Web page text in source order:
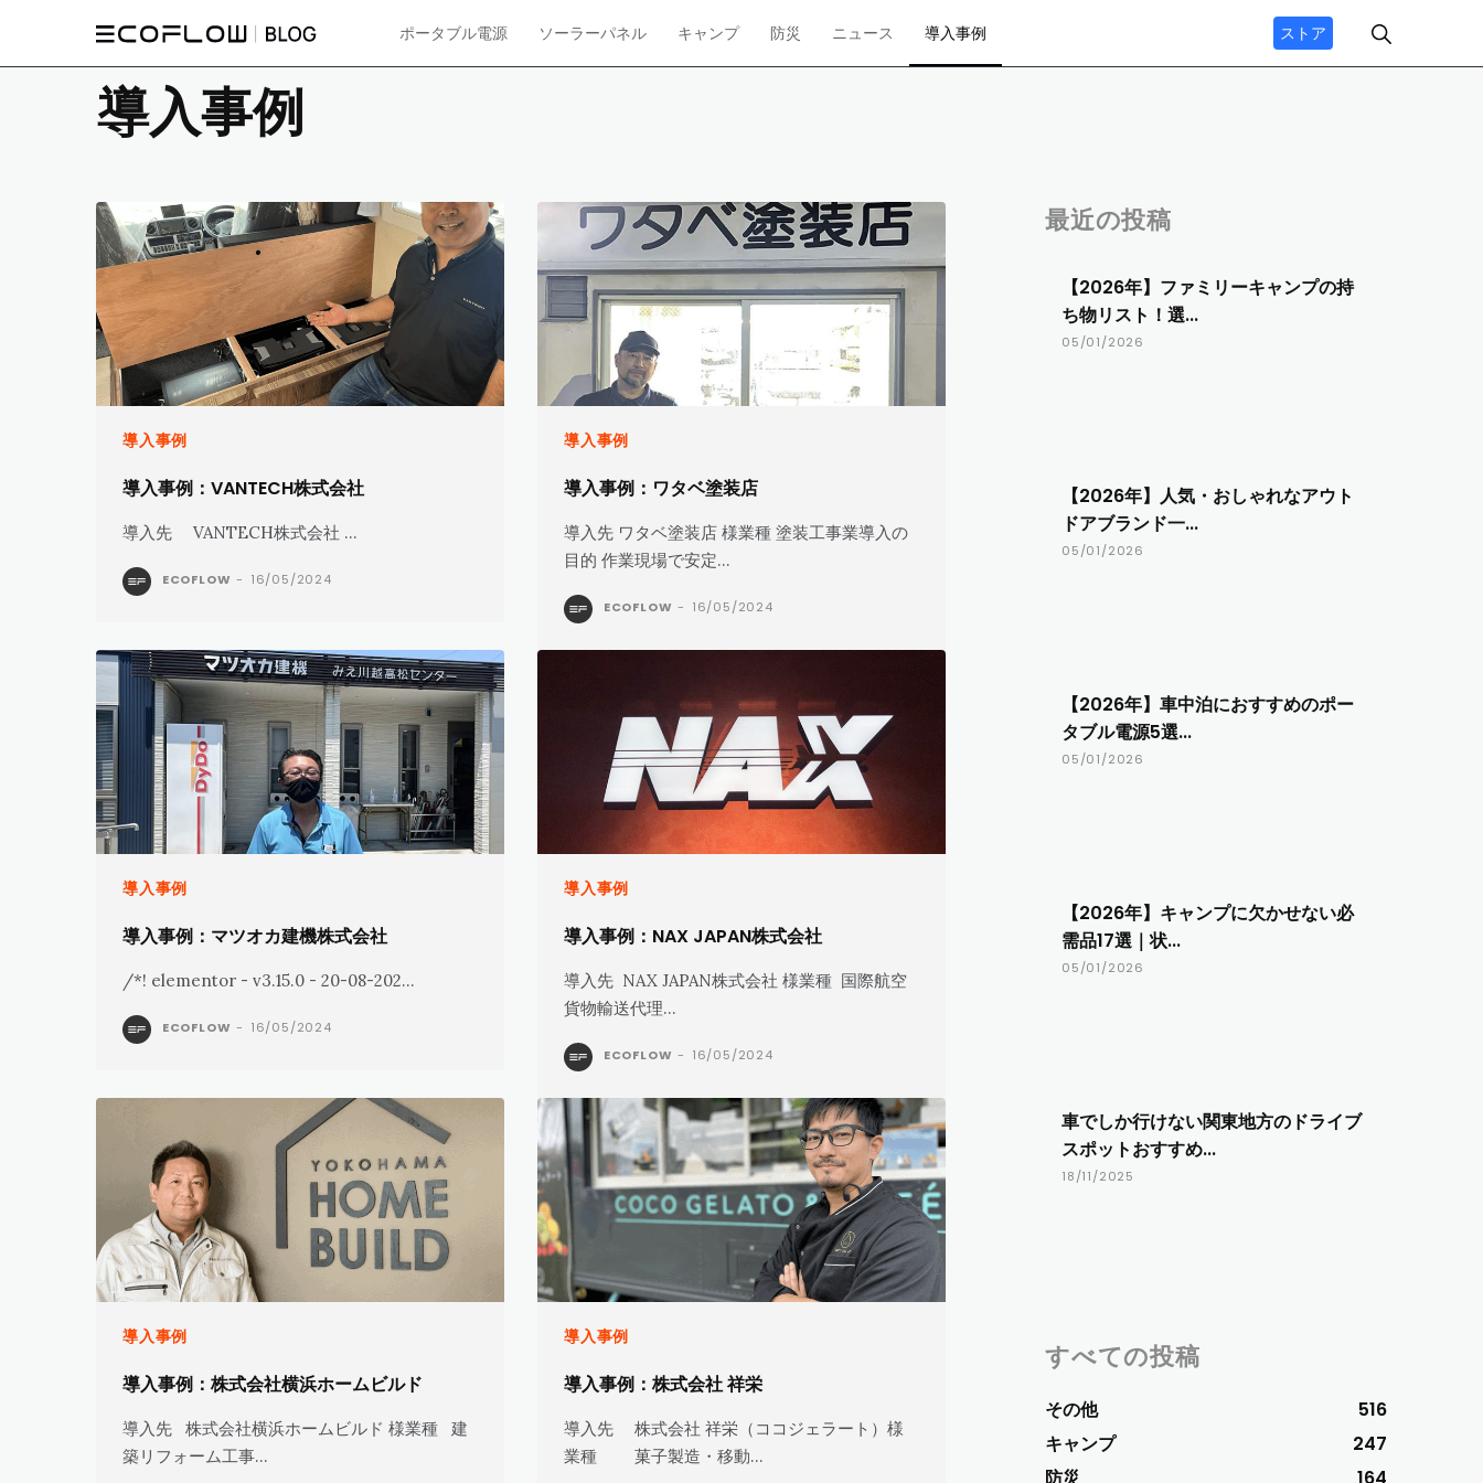
ポータブル電源 ソーラーパネル キャンプ 防災 ニュース 導入事例 ストア
導入事例
導入事例
導入事例：VANTECH株式会社
導入先 VANTECH株式会社 ...
ECOFLOW - 16/05/2024
導入事例
導入事例：ワタベ塗装店
導入先 ワタベ塗装店 様業種 塗装工事業導入の
目的 作業現場で安定...
ECOFLOW - 16/05/2024
導入事例
導入事例：マツオカ建機株式会社
/*! elementor - v3.15.0 - 20-08-202...
ECOFLOW - 16/05/2024
導入事例
導入事例：NAX JAPAN株式会社
導入先 NAX JAPAN株式会社 様業種 国際航空
貨物輸送代理...
ECOFLOW - 16/05/2024
導入事例
導入事例：株式会社横浜ホームビルド
導入先 株式会社横浜ホームビルド 様業種 建
築リフォーム工事...
導入事例
導入事例：株式会社 祥栄
導入先 株式会社 祥栄（ココジェラート）様
業種 菓子製造・移動...
最近の投稿
【2026年】ファミリーキャンプの持
ち物リスト！選...
05/01/2026
【2026年】人気・おしゃれなアウト
ドアブランド一...
05/01/2026
【2026年】車中泊におすすめのポー
タブル電源5選...
05/01/2026
【2026年】キャンプに欠かせない必
需品17選｜状...
05/01/2026
車でしか行けない関東地方のドライブ
スポットおすすめ...
18/11/2025
すべての投稿
その他
516
キャンプ
247